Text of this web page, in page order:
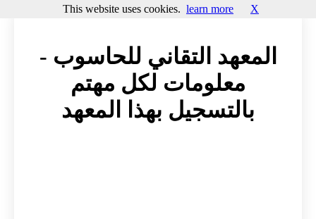
المعهد التقاني للحاسوب -
معلومات لكل مهتم
بالتسجيل بهذا المعهد
This website uses cookies. learn more X